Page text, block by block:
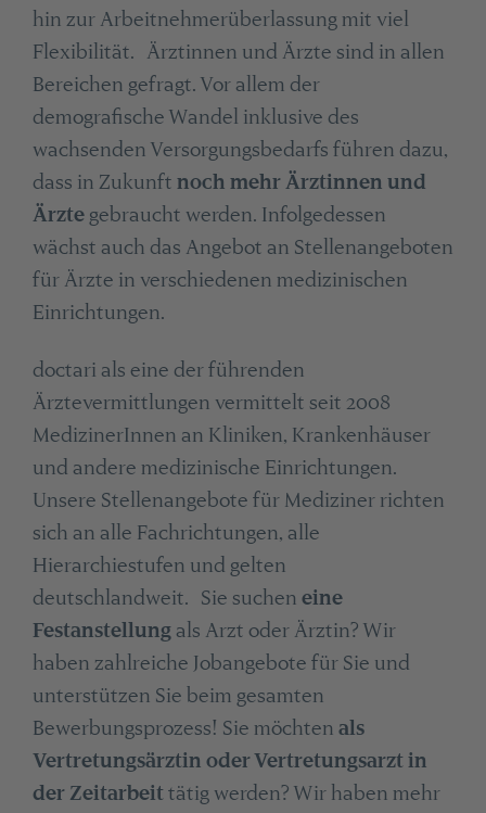
hin zur Arbeitnehmerüberlassung mit viel
Flexibilität. Ärztinnen und Ärzte sind in allen
Bereichen gefragt. Vor allem der
demografische Wandel inklusive des
wachsenden Versorgungsbedarfs führen dazu,
dass in Zukunft noch mehr Ärztinnen und
Ärztegebraucht werden. Infolgedessen
wächst auch das Angebot an Stellenangeboten
für Ärzte in verschiedenen medizinischen
Einrichtungen.
doctari als eine der führenden
Ärztevermittlungen vermittelt seit 2008
MedizinerInnen an Kliniken, Krankenhäuser
und andere medizinische Einrichtungen.
Unsere Stellenangebote für Mediziner richten
sich an alle Fachrichtungen, alle
Hierarchiestufen und gelten
deutschlandweit. Sie suchen eine
Festanstellungals Arzt oder Ärztin? Wir
haben zahlreiche Jobangebote für Sie und
unterstützen Sie beim gesamten
Bewerbungsprozess! Sie möchten als
Vertretungsärztin oder Vertretungsarzt in
der Zeitarbeittätig werden? Wir haben mehr